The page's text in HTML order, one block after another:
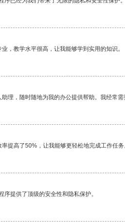
，教学水平很高，让我能够学到实用的知识。
理，随时随地为我的办公提供帮助。我经常
提高了50%，让我能够更轻松地完成工作任
序提供了顶级的安全性和隐私保护。